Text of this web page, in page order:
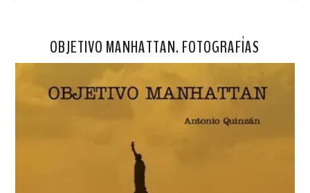
OBJETIVO MANHATTAN. FOTOGRAFÍAS